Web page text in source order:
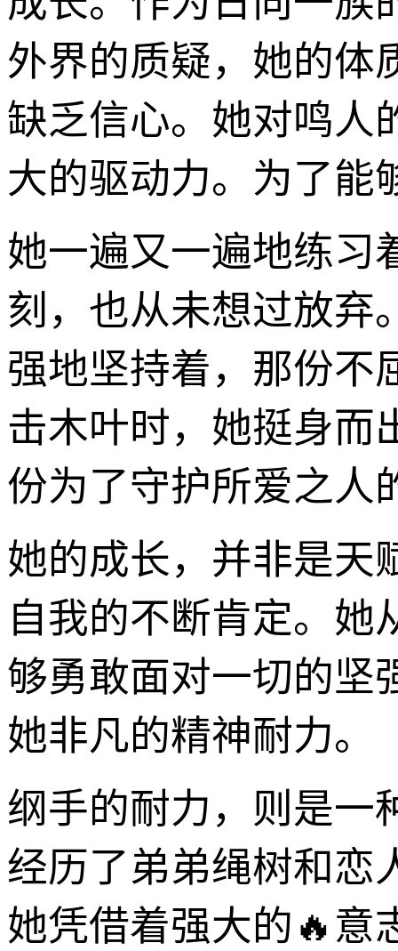
外界的质疑，她的体
缺乏信心。她对鸣人
大的驱动力。为了能
她一遍又一遍地练习
刻，也从未想过放弃
强地坚持着，那份不
击木叶时，她挺身而
份为了守护所爱之人
她的成长，并非是天
自我的不断肯定。她
够勇敢面对一切的坚
她非凡的精神耐力。
纲手的耐力，则是一
经历了弟弟绳树和恋
她凭借着强大的🔥意